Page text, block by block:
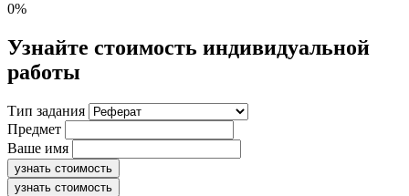
0%
Узнайте стоимость индивидуальной
работы
Тип задания
Предмет
Ваше имя
узнать стоимость
узнать стоимость